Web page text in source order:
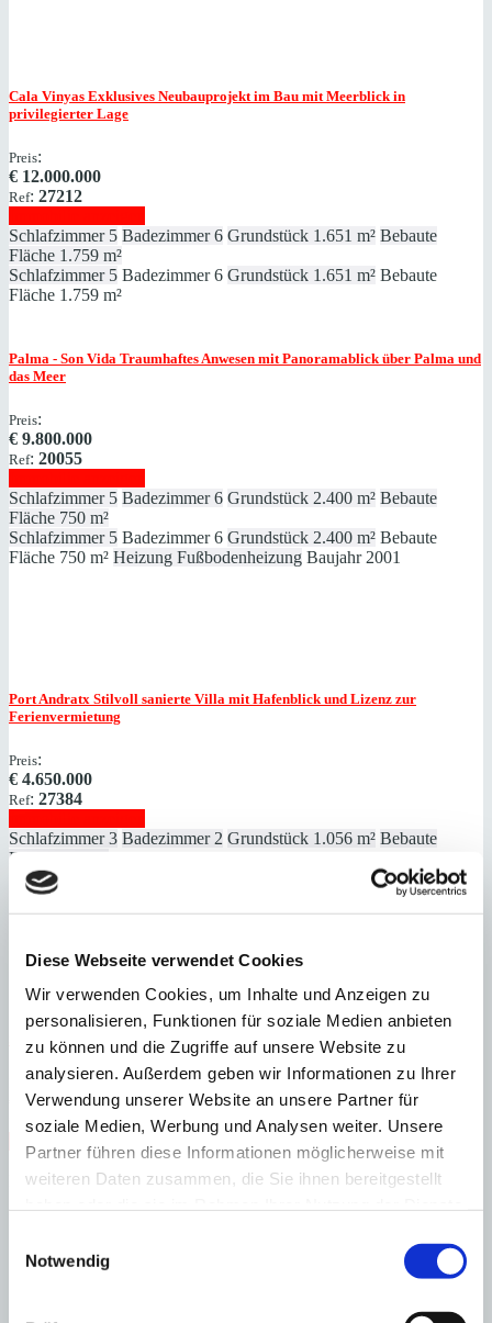
Diese Webseite verwendet Cookies
Wir verwenden Cookies, um Inhalte und Anzeigen zu
personalisieren, Funktionen für soziale Medien anbieten
zu können und die Zugriffe auf unsere Website zu
analysieren. Außerdem geben wir Informationen zu Ihrer
Verwendung unserer Website an unsere Partner für
soziale Medien, Werbung und Analysen weiter. Unsere
Partner führen diese Informationen möglicherweise mit
weiteren Daten zusammen, die Sie ihnen bereitgestellt
Notwendig
Cala Vinyas Exklusives Neubauprojekt im Bau mit Meerblick in
privilegierter Lage
Preis:
€ 12.000.000
Ref: 27212
Schlafzimmer 5 Badezimmer 6 Grundstück 1.651 m² Bebaute
Fläche 1.759 m²
Schlafzimmer 5 Badezimmer 6 Grundstück 1.651 m² Bebaute
Fläche 1.759 m²
Palma - Son Vida Traumhaftes Anwesen mit Panoramablick über Palma und
das Meer
Preis:
€ 9.800.000
Ref: 20055
Schlafzimmer 5 Badezimmer 6 Grundstück 2.400 m² Bebaute
Fläche 750 m²
Schlafzimmer 5 Badezimmer 6 Grundstück 2.400 m² Bebaute
Fläche 750 m² Heizung Fußbodenheizung Baujahr 2001
Port Andratx Stilvoll sanierte Villa mit Hafenblick und Lizenz zur
Ferienvermietung
Preis:
€ 4.650.000
Ref: 27384
Schlafzimmer 3 Badezimmer 2 Grundstück 1.056 m² Bebaute
Fläche
Schlafzimmer
1.056 m² Bebaute
Fläche
1976
Santa Ponsa Moderne Luxusvilla mit grandiosem Blick
Preis:
6.200.000
Ref:27316
Immobilie anzeigen
Schlafzimmer 5 Badezimmer 5 Grundstück 1.923 m² Bebaute
Fläche 648 m²